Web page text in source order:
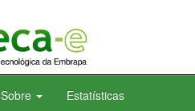
Sobre Estatísticas